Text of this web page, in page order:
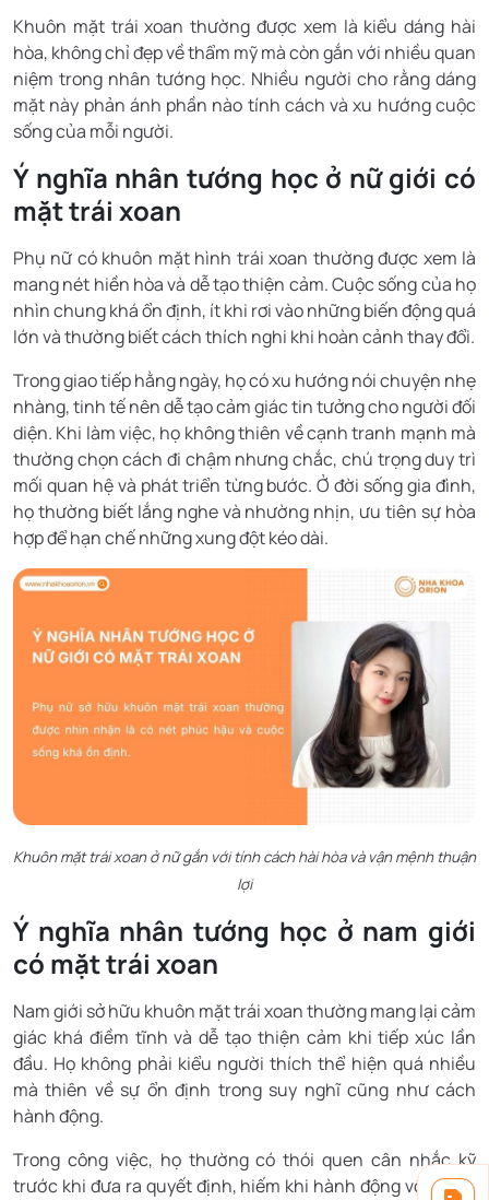
Khuôn mặt trái xoan thường được xem là kiểu dáng hài
hòa, không chỉ đẹp về thẩm mỹ mà còn gắn với nhiều quan
niệm trong nhân tướng học. Nhiều người cho rằng dáng
mặt này phản ánh phần nào tính cách và xu hướng cuộc
sống của mỗi người.
Ý nghĩa nhân tướng học ở nữ giới có
mặt trái xoan
Phụ nữ có khuôn mặt hình trái xoan thường được xem là
mang nét hiền hòa và dễ tạo thiện cảm. Cuộc sống của họ
nhìn chung khá ổn định, ít khi rơi vào những biến động quá
lớn và thường biết cách thích nghi khi hoàn cảnh thay đổi.
Trong giao tiếp hằng ngày, họ có xu hướng nói chuyện nhẹ
nhàng, tinh tế nên dễ tạo cảm giác tin tưởng cho người đối
diện. Khi làm việc, họ không thiên về cạnh tranh mạnh mà
thường chọn cách đi chậm nhưng chắc, chú trọng duy trì
mối quan hệ và phát triển từng bước. Ở đời sống gia đình,
họ thường biết lắng nghe và nhường nhịn, ưu tiên sự hòa
hợp để hạn chế những xung đột kéo dài.
Khuôn mặt trái xoan ở nữ gắn với tính cách hài hòa và vận mệnh thuận
lợi
Ý nghĩa nhân tướng học ở nam giới
có mặt trái xoan
Nam giới sở hữu khuôn mặt trái xoan thường mang lại cảm
giác khá điềm tĩnh và dễ tạo thiện cảm khi tiếp xúc lần
đầu. Họ không phải kiểu người thích thể hiện quá nhiều
mà thiên về sự ổn định trong suy nghĩ cũng như cách
hành động.
Trong công việc, họ thường có thói quen cân nhắc kỹ
trước khi đưa ra quyết định, hiếm khi hành động vội vàng.